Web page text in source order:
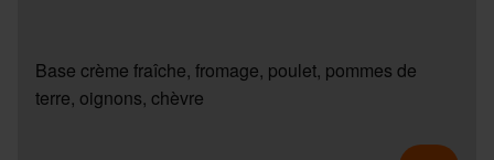
Base crème fraîche, fromage, poulet, pommes de
terre, oignons, chèvre